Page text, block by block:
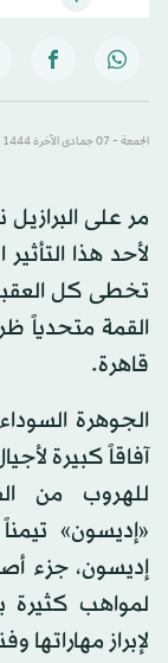
الجمعة - 07 جمادى الآخرة 1444 هـ - 30 ديسمبر 2022 م
مر على
لأحد هذا
تخطى كل
القمة متحدياً
قاهرة.
الجوهرة
آفاقاً كبيرة
للهروب من
«إديسون»
إديسون، جزء
لمواهب كثيرة
لإبراز مهاراتها